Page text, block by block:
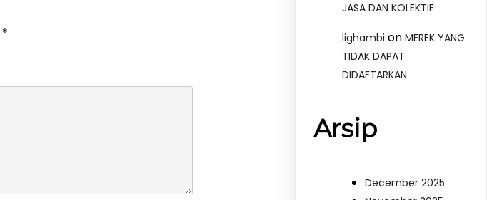
*
JASA DAN KOLEKTIF
lighambi onMEREK YANG
TIDAK DAPAT
DIDAFTARKAN
Arsip
December 2025